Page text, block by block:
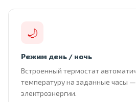
🌙
Режим день / ночь
Встроенный термостат
температуру на заданные часы
электроэнергии.